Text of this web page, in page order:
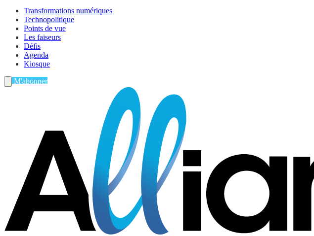
Transformations numériques
Technopolitique
Points de vue
Les faiseurs
Défis
Agenda
Kiosque
M'abonner